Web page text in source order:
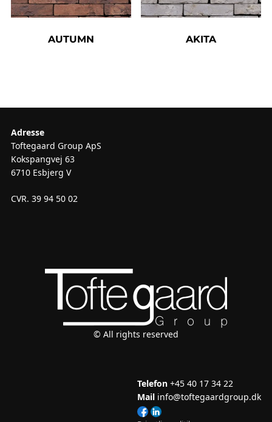
AUTUMN AKITA
Adresse
Toftegaard Group ApS
Kokspangvej 63
6710 Esbjerg V
CVR. 39 94 50 02
© All rights reserved
Telefon +45 40 17 34 22
Mail info@toftegaardgroup.dk